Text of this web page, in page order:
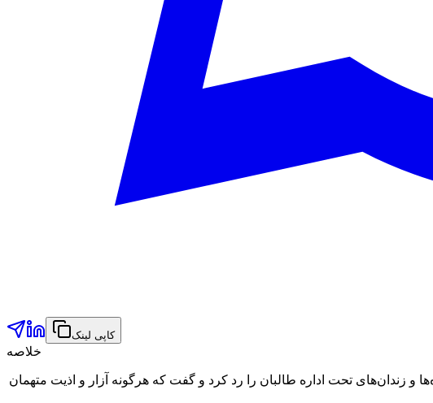
کاپی لینک
خلاصه
و زندان‌های تحت اداره طالبان را رد کرد و گفت که هرگونه آزار و اذیت متهمان